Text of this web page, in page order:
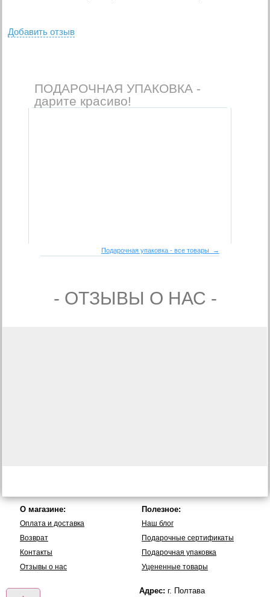
Добавить отзыв
ПОДАРОЧНАЯ УПАКОВКА -
дарите красиво!
Подарочная упаковка - все товары →
- ОТЗЫВЫ О НАС -
О магазине:
Оплата и доставка
Возврат
Контакты
Отзывы о нас
Полезное:
Наш блог
Подарочные сертификаты
Подарочная упаковка
Уцененные товары
Адрес: г. Полтава